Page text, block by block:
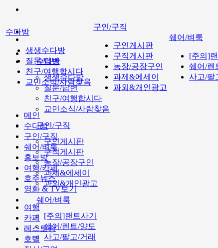
수다방
생생수다방
질문/답변
친구/여행합시다
교민소식/사람찾음
구인/구직
구인게시판
구직게시판
농장/공장구인
과제&에세이
과외&개인광고
쉐어/벼룩
[주의]랜트사기
쉐어/렌트/양도
사고/팔고/거래
수다방
생생수다방
질문/답변
친구/여행합시다
교민소식/사람찾음
구인/구직
구인게시판
구직게시판
농장/공장구인
과제&에세이
과외&개인광고
쉐어/벼룩
[주의]랜
쉐어/렌
사고/팔
메인
수다방
구인/구직
쉐어/벼룩
홍보방
여행/카페
호주뉴스
영화 & TV보기
여행
카페
레스토랑
호텔